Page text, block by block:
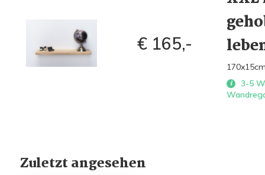
€ 165,-
170x15cm
3-5
Zuletzt angesehen